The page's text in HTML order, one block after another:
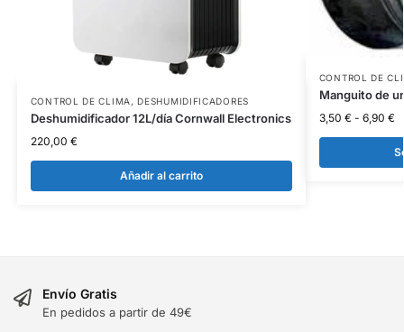
CONTROL DE CLIMA ,DESHUMIDIFICADORES
Deshumidificador 12L/día Cornwall Electronics
220,00 €
Añadir al carrito
CONTROL DE
Manguito de
3,50 € - 6,90 €
Envío Gratis
En pedidos a partir de 49€